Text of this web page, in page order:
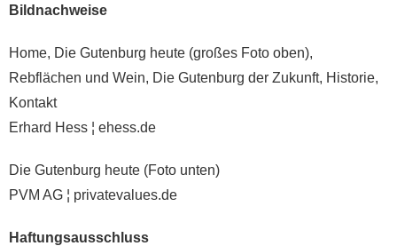
Bildnachweise
Home, Die Gutenburg heute (großes Foto oben),
Rebflächen und Wein, Die Gutenburg der Zukunft, Historie,
Kontakt
Erhard Hess ¦ ehess.de
Die Gutenburg heute (Foto unten)
PVM AG ¦ privatevalues.de
Haftungsausschluss